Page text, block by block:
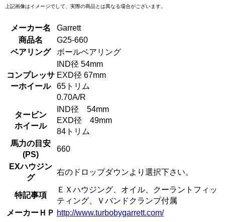
上記画像はイメージでして、実際の商品とは異なる場合がございます。
メーカー名
Garrett
商品名
G25-660
ベアリング
ボールベアリング
コンプレッサ
ーホイール
IND径 54mm
EXD径 67mm
65トリム
0.70A/R
タービン
ホイール
IND径 54mm
EXD径 49mm
84トリム
馬力の目安
(PS)
660
EXハウジン
グ
右のドロップダウンより選択下さい。
特記事項
ＥＸハウジング、オイル、クーラントフィッ
ティング、Ｖバンドクランプ付属
メーカーＨＰ http://www.turbobygarrett.com/